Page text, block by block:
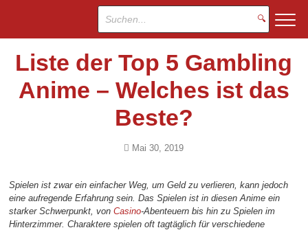
🔍
Liste der Top 5 Gambling
Anime – Welches ist das
Beste?
Mai 30, 2019
Spielen ist zwar ein einfacher Weg, um Geld zu verlieren, kann jedoch
eine aufregende Erfahrung sein. Das Spielen ist in diesen Anime ein
starker Schwerpunkt, vonCasino-Abenteuern bis hin zu Spielen im
Hinterzimmer. Charaktere spielen oft tagtäglich für verschiedene